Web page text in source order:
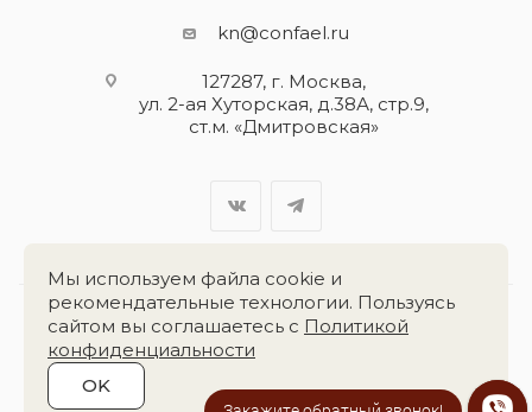
kn@confael.ru
127287, г. Москва,
ул. 2-ая Хуторская, д.38А, стр.9,
ст.м. «Дмитровская»
Разработка сайта:
2026 © Группа компаний«Конфаэль»
Мы используем файла cookie и
рекомендательные технологии. Пользуясь
сайтом вы соглашаетесь с Политикой
конфиденциальности
OK